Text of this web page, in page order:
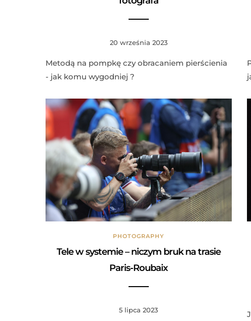
20 września 2023
Metodą na pompkę czy obracaniem pierścienia
- jak komu wygodniej ?
PHOTOGRAPHY
Tele w systemie – niczym bruk na trasie
Paris-Roubaix
5 lipca 2023